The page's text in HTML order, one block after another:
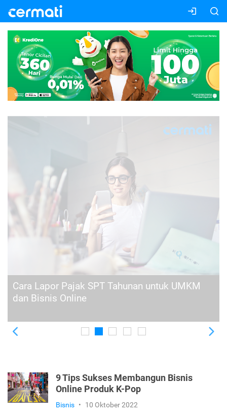
10 Media Online untuk Melakukan Promosi
Bisnis
9 Tips Sukses Membangun Bisnis
Online Produk K-Pop
Bisnis • 10 Oktober 2022